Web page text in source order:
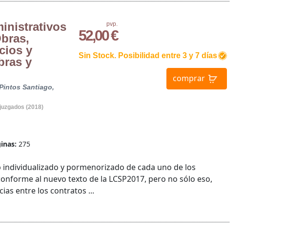
y
y
Santiago,
(2018)
275
pvp.
52,00 €
Sin Stock. Posibilidad entre 3 y 7 días
comprar
y pormenorizado de cada uno de los
al nuevo texto de la LCSP2017, pero no sólo eso,
entre los contratos ...